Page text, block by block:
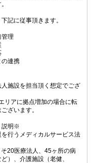
記に従事頂きます。
管理
の連携
施設を担当頂く想定でござ
リアに拠点増加の場合に転
ざいます。
説明※
行うメディカルサービス法
20医療法人、45ヶ所の病
）、介護施設（老健、